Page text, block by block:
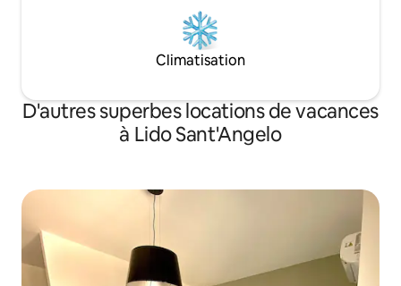
Climatisation
D'autres superbes locations de vacances
à Lido Sant'Angelo